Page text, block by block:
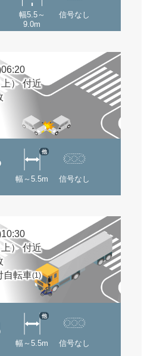
幅5.5～
9.0m
信号なし
） 付近
幅～5.5m
他
信号なし
） 付近
自転車(1)
幅～5.5m
他
信号なし